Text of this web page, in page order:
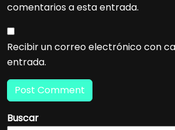
comentarios a esta entrada.
Recibir un correo electrónico con
entrada.
Buscar